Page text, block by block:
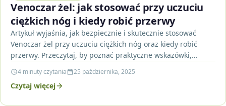
Venoczar żel: jak stosować przy uczuciu
ciężkich nóg i kiedy robić przerwy
Artykuł wyjaśnia, jak bezpiecznie i skutecznie stosować
Venoczar żel przy uczuciu ciężkich nóg oraz kiedy robić
przerwy. Przeczytaj, by poznać praktyczne wskazówki,
4 minuty czytania 25 października, 2025
Czytaj więcej